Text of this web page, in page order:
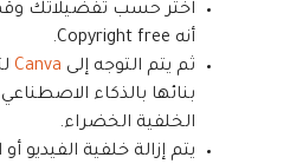
اختر حسب تفضيلاتك وقم
أنه Copyright free.
ثم يتم التوجه إلى Canva
بنائها بالذكاء
الخلفية الخضراء.
يتم إزالة خلفية الفيديو